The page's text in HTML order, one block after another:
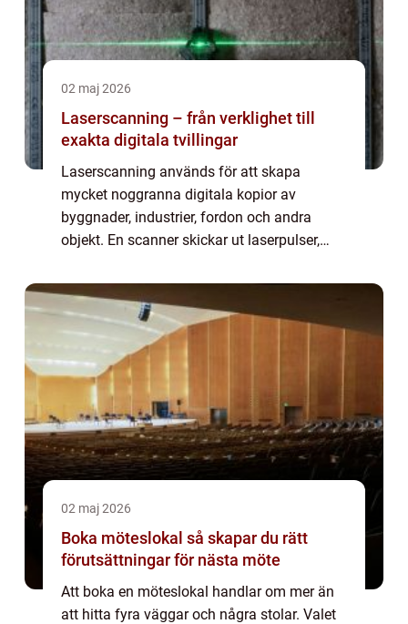
02 maj 2026
Laserscanning – från verklighet till
exakta digitala tvillingar
Laserscanning används för att skapa
mycket noggranna digitala kopior av
byggnader, industrier, fordon och andra
objekt. En scanner skickar ut laserpulser,
bygger upp ett punktmoln med miljo...
02 maj 2026
Boka möteslokal så skapar du rätt
förutsättningar för nästa möte
Att boka en möteslokal handlar om mer än
att hitta fyra väggar och några stolar. Valet